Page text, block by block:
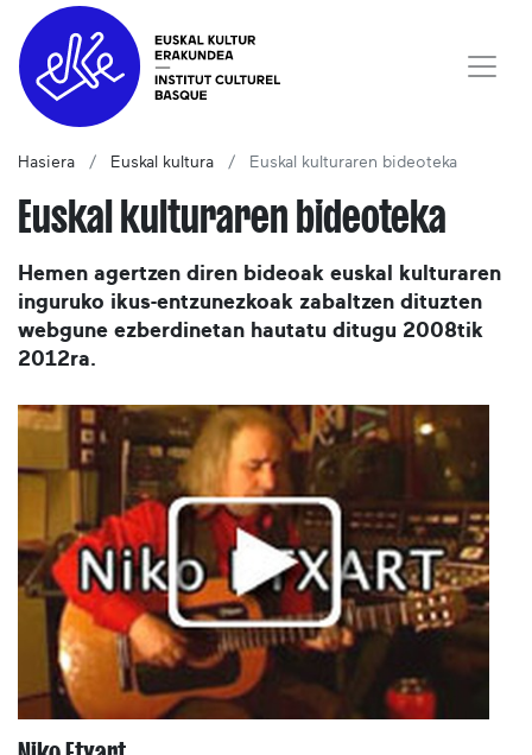
Hasiera Euskal kultura Euskal kulturaren bideoteka
Euskal kulturaren bideoteka
Hemen agertzen diren bideoak euskal kulturaren
inguruko ikus-entzunezkoak zabaltzen dituzten
webgune ezberdinetan hautatu ditugu 2008tik
2012ra.